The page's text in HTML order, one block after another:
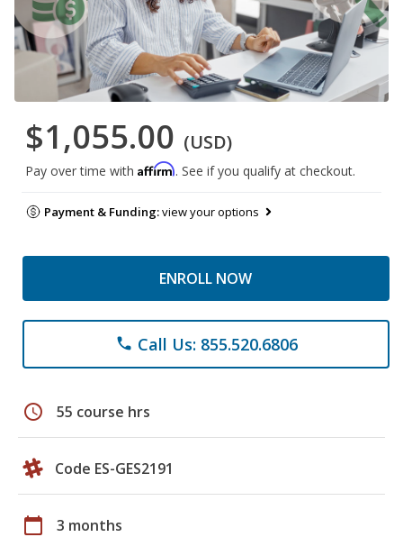
$1,055.00 (USD)
Pay over time with Affirm. See if you qualify at checkout.
Payment & Funding:view your options
ENROLL NOW
phone Call Us: 855.520.6806
schedule 55 course hrs
Code ES-GES2191
calendar_today 3 months